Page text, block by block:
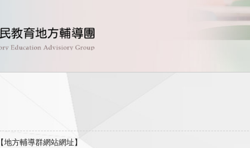
【地方輔導群網站網址】